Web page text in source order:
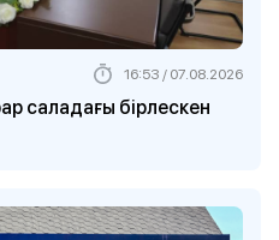
саладағы бірлескен
16:53 / 07.08.2026